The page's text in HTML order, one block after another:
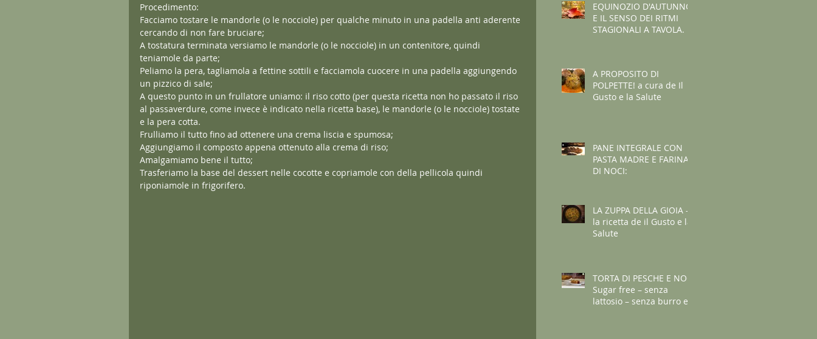
Procedimento:
Facciamo tostare le mandorle (o le nocciole) per qualche minuto in una padella anti aderente
cercando di non fare bruciare;
A tostatura terminata versiamo le mandorle (o le nocciole) in un contenitore, quindi
teniamole da parte;
Peliamo la pera, tagliamola a fettine sottili e facciamola cuocere in una padella aggiungendo
un pizzico di sale;
A questo punto in un frullatore uniamo: il riso cotto (per questa ricetta non ho passato il riso
al passaverdure, come invece è indicato nella ricetta base), le mandorle (o le nocciole) tostate
e la pera cotta.
Frulliamo il tutto fino ad ottenere una crema liscia e spumosa;
Aggiungiamo il composto appena ottenuto alla crema di riso;
Amalgamiamo bene il tutto;
Trasferiamo la base del dessert nelle cocotte e copriamole con della pellicola quindi
riponiamole in frigorifero.
EQUINOZIO D'AUTUNNO
E IL SENSO DEI RITMI
STAGIONALI A TAVOLA.
A PROPOSITO DI
POLPETTE! a cura de Il
Gusto e la Salute
PANE INTEGRALE CON
PASTA MADRE E FARINA
DI NOCI:
LA ZUPPA DELLA GIOIA -
la ricetta de il Gusto e la
Salute
TORTA DI PESCHE E NOCI
Sugar free – senza
lattosio – senza burro e